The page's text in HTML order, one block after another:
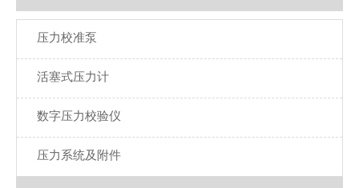
压力校准泵
活塞式压力计
数字压力校验仪
压力系统及附件